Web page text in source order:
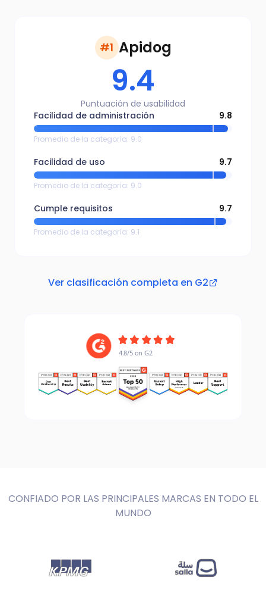
#1 Apidog
9.4
Puntuación de usabilidad
Facilidad de administración
9.8
Promedio de la categoría: 9.0
Facilidad de uso 9.7
Promedio de la categoría: 9.0
Cumple requisitos 9.7
Promedio de la categoría: 9.1
Ver clasificación completa en G2
4.8/5 on G2
CONFIADO POR LAS PRINCIPALES MARCAS EN TODO EL
MUNDO